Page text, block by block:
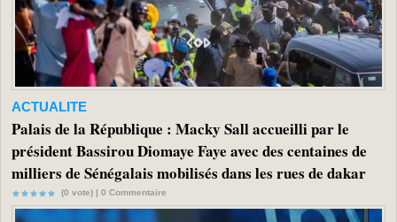
ACTUALITE
Palais de la République : Macky Sall accueilli par le
président Bassirou Diomaye Faye avec des centaines de
milliers de Sénégalais mobilisés dans les rues de dakar
(0 vote) | 0 Commentaire